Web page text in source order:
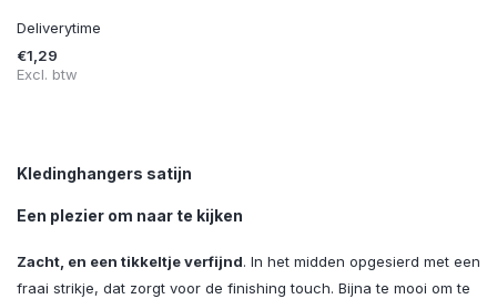
Deliverytime
€1,29
Excl. btw
Kledinghangers satijn
Een plezier om naar te kijken
Zacht, en een tikkeltje verfijnd. In het midden opgesierd met een
fraai strikje, dat zorgt voor de finishing touch. Bijna te mooi om te